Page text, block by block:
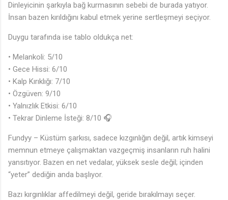
Dinleyicinin şarkıyla bağ kurmasının sebebi de burada yatıyor.
İnsan bazen kırıldığını kabul etmek yerine sertleşmeyi seçiyor.
Duygu tarafında ise tablo oldukça net:
• Melankoli: 5/10
• Gece Hissi: 6/10
• Kalp Kırıklığı: 7/10
• Özgüven: 9/10
• Yalnızlık Etkisi: 6/10
• Tekrar Dinleme İsteği: 8/10 🎧
Fundyy – Küstüm şarkısı, sadece kızgınlığın değil, artık kimseyi
memnun etmeye çalışmaktan vazgeçmiş insanların ruh halini
yansıtıyor. Bazen en net vedalar, yüksek sesle değil; içinden
“yeter” dediğin anda başlıyor.
Bazı kırgınlıklar affedilmeyi değil, geride bırakılmayı seçer.